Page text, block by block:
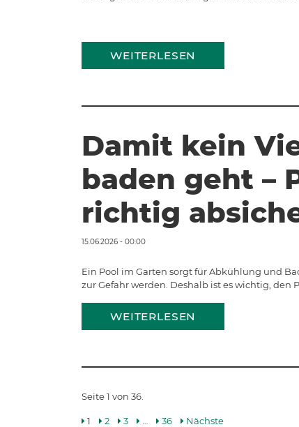
WEITERLESEN
Damit kein
baden geht –
richtig
15.06.2026 - 00:00
Ein Pool im Garten sorgt für Abkühlung und
zur Gefahr werden. Deshalb ist es wichtig, den
WEITERLESEN
Seite 1 von 36.
1 2 3 36 Nächste